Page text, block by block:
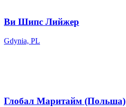
Ви Шипс Лийжер
Gdynia, PL
Глобал Маритайм (Польша)